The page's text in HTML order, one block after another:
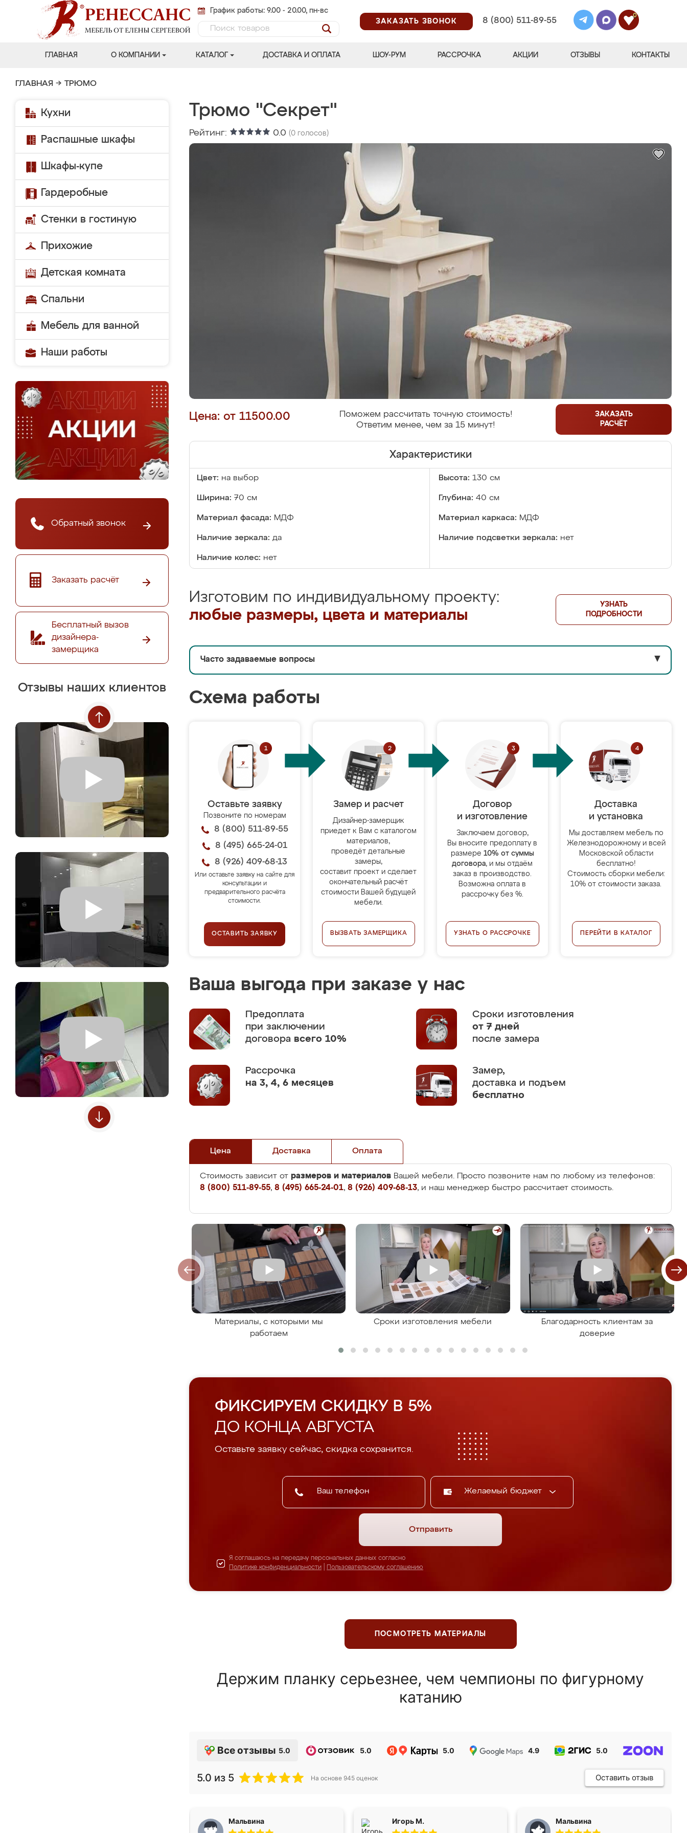
График работы: 9.00 - 20.00, пн-вс
ЗАКАЗАТЬ ЗВОНОК
8 (800) 511-89-55
0
ГЛАВНАЯ О КОМПАНИИ КАТАЛОГ ДОСТАВКА И ОПЛАТА ШОУ-РУМ РАССРОЧКА АКЦИИ ОТЗЫВЫ КОНТАКТЫ
ГЛАВНАЯ → ТРЮМО
Кухни
Распашные шкафы
Шкафы-купе
Гардеробные
Стенки в гостиную
Прихожие
Детская комната
Спальни
Мебель для ванной
Наши работы
Обратный звонок
Заказать расчёт
Бесплатный вызов
дизайнера-
замерщика
Отзывы наших клиентов
Трюмо "Секрет"
Рейтинг: 0.0 (0 голосов)
Цена: от 11500.00
Поможем рассчитать точную стоимость!
Ответим менее, чем за 15 минут!
ЗАКАЗАТЬ
РАСЧЁТ
Характеристики
Цвет: на выбор Высота: 130 см
Ширина: 70 см Глубина: 40 см
Материал фасада: МДФ Материал каркаса: МДФ
Наличие зеркала: да Наличие подсветки зеркала: нет
Наличие колес: нет
Изготовим по индивидуальному проекту:
любые размеры, цвета и материалы
УЗНАТЬ
ПОДРОБНОСТИ
Часто задаваемые вопросы ▼
Схема работы
Оставьте заявку
Позвоните по номерам
8 (800) 511-89-55
8 (495) 665-24-01
8 (926) 409-68-13
Или оставьте заявку на сайте для
консультации и
предварительного расчёта
стоимости.
ОСТАВИТЬ ЗАЯВКУ
Замер и расчет
Дизайнер-замерщик
приедет к Вам с каталогом
материалов,
проведёт детальные
замеры,
составит проект и сделает
окончательный расчёт
стоимости Вашей будущей
мебели.
ВЫЗВАТЬ ЗАМЕРЩИКА
Договор
и изготовление
Заключаем договор,
Вы вносите предоплату в
размере 10% от суммы
договора, и мы отдаём
заказ в производство.
Возможна оплата в
рассрочку без %.
УЗНАТЬ О РАССРОЧКЕ
Доставка
и установка
Мы доставляем мебель по
Железнодорожному и всей
Московской области
бесплатно!
Стоимость сборки мебели:
10% от стоимости заказа.
ПЕРЕЙТИ В КАТАЛОГ
Ваша выгода при заказе у нас
Предоплата
при заключении
договора всего 10%
Сроки изготовления
от 7 дней
после замера
Рассрочка
на 3, 4, 6 месяцев
Замер,
доставка и подъем
бесплатно
Цена Доставка Оплата
Стоимость зависит от размеров и материалов Вашей мебели. Просто позвоните нам по любому из телефонов:
8 (800) 511-89-55, 8 (495) 665-24-01, 8 (926) 409-68-13, и наш менеджер быстро рассчитает стоимость.
Материалы, с которыми мы
работаем
Сроки изготовления мебели
Благодарность клиентам за
доверие
ФИКСИРУЕМ СКИДКУ В 5%
ДО КОНЦА АВГУСТА
Оставьте заявку сейчас, скидка сохранится.
Желаемый бюджет
Отправить
Я соглашаюсь на передачу персональных данных согласно
Политике конфиденциальности
Пользовательскому соглашению
ПОСМОТРЕТЬ МАТЕРИАЛЫ
Держим планку серьезнее, чем чемпионы по фигурному
катанию
Все отзывы 5.0 5.0 5.0 4.9 5.0
5.0 из 5 На основе 945 оценок Оставить отзыв
Мальвина Игорь М. Мальвина